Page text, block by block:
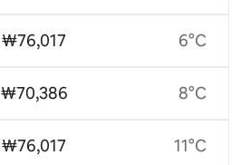
₩76,017
₩70,386
₩76,017
6°C
8°C
11°C